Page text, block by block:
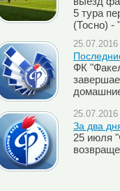
5 тура
(Тосно) -
ФК
За два
25 июля